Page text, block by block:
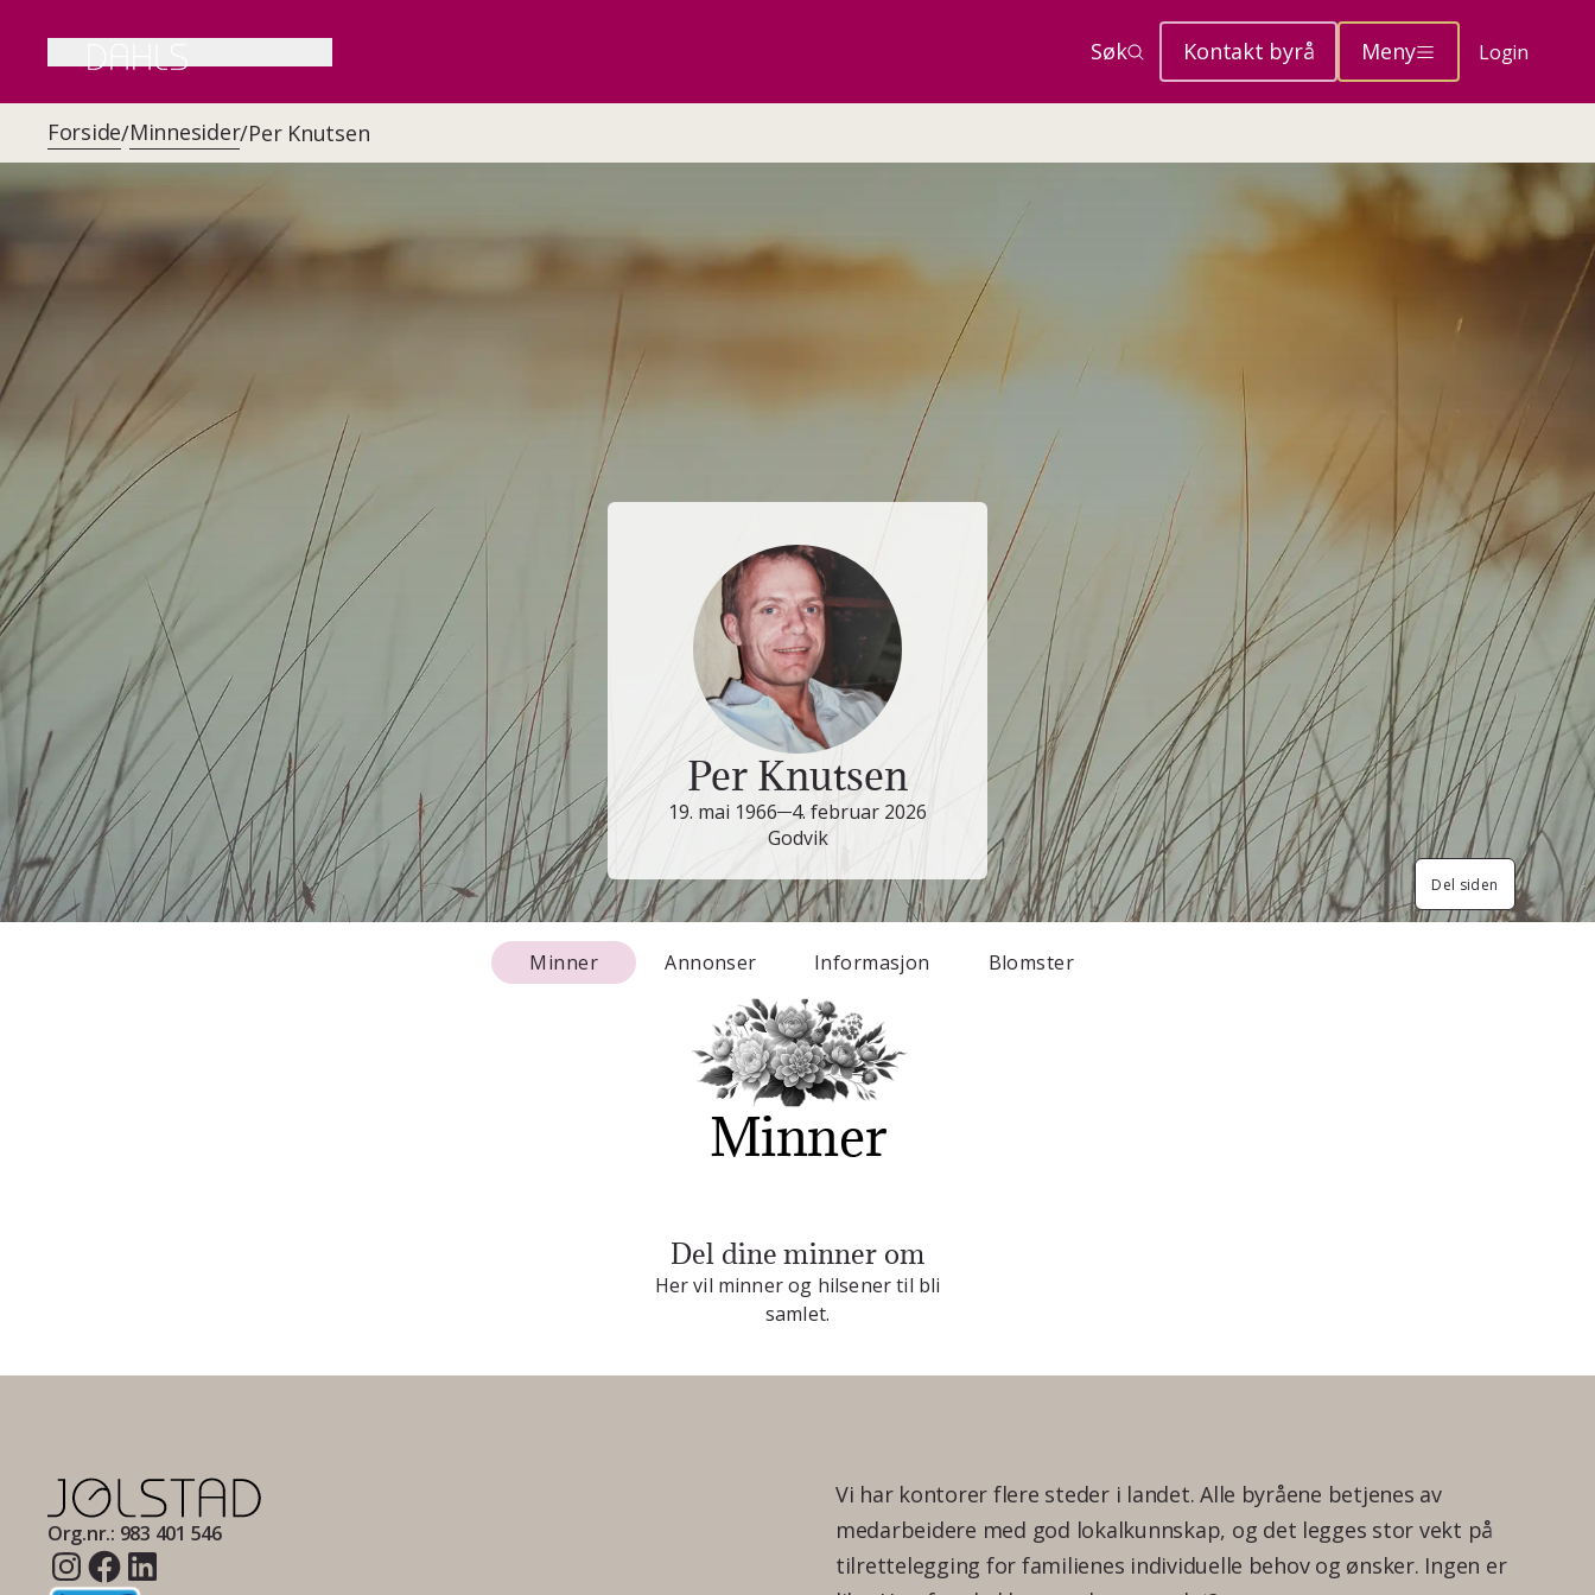
Søk Kontakt byrå Meny Login
Forside/Minnesider/Per Knutsen
Per Knutsen
19. mai 1966
4. februar 2026
Godvik
Del siden
Minner Annonser Informasjon Blomster
Minner
Del dine minner om
Her vil minner og hilsener til bli
samlet.
Org.nr.: 983 401 546
Vi har kontorer flere steder i landet. Alle byråene betjenes av
medarbeidere med god lokalkunnskap, og det legges stor vekt på
tilrettelegging for familienes individuelle behov og ønsker. Ingen er